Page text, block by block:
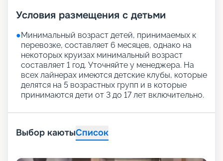
Условия размещения с детьми
●Минимальный возраст детей, принимаемых к
перевозке, составляет 6 месяцев, однако на
некоторых круизах минимальный возраст
составляет 1 год. Уточняйте у менеджера. На
всех лайнерах имеются детские клубы, которые
делятся на 5 возрастных групп и в которые
принимаются дети от 3 до 17 лет включительно.
Выбор каютыСписок